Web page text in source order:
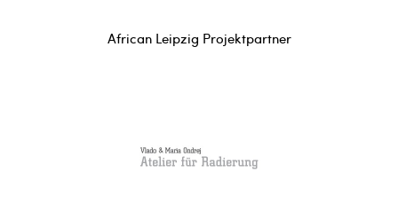
African Leipzig Projektpartner